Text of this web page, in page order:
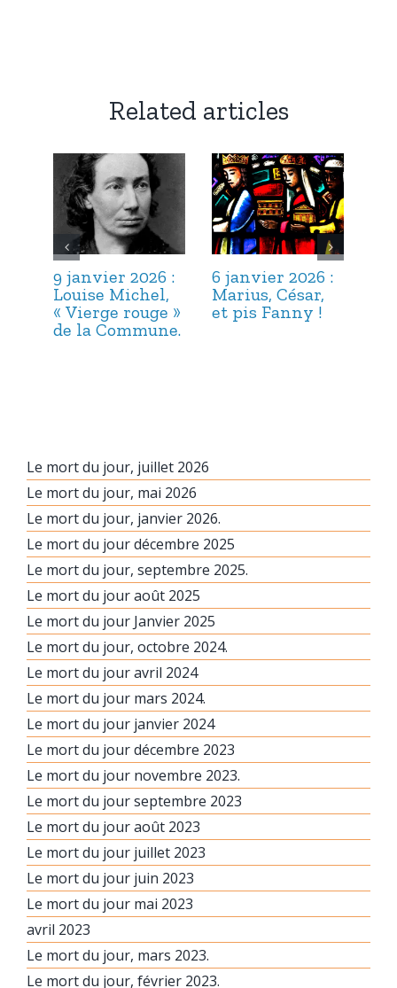
Related articles
9 janvier 2026 :
Louise Michel,
« Vierge rouge »
de la Commune.
6 janvier 2026 :
Marius, César,
et pis Fanny !
Le mort du jour, juillet 2026
Le mort du jour, mai 2026
Le mort du jour, janvier 2026.
Le mort du jour décembre 2025
Le mort du jour, septembre 2025.
Le mort du jour août 2025
Le mort du jour Janvier 2025
Le mort du jour, octobre 2024.
Le mort du jour avril 2024
Le mort du jour mars 2024.
Le mort du jour janvier 2024
Le mort du jour décembre 2023
Le mort du jour novembre 2023.
Le mort du jour septembre 2023
Le mort du jour août 2023
Le mort du jour juillet 2023
Le mort du jour juin 2023
Le mort du jour mai 2023
avril 2023
Le mort du jour, mars 2023.
Le mort du jour, février 2023.